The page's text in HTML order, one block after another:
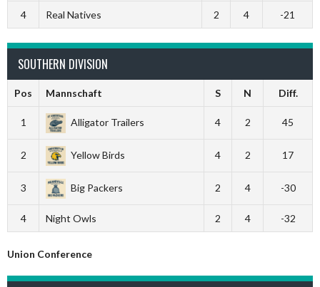
4 Real Natives 2 4 -21
SOUTHERN DIVISION
Pos Mannschaft S N Diff.
1 Alligator Trailers 4 2 45
2 Yellow Birds 4 2 17
3 Big Packers 2 4 -30
4 Night Owls 2 4 -32
Union Conference